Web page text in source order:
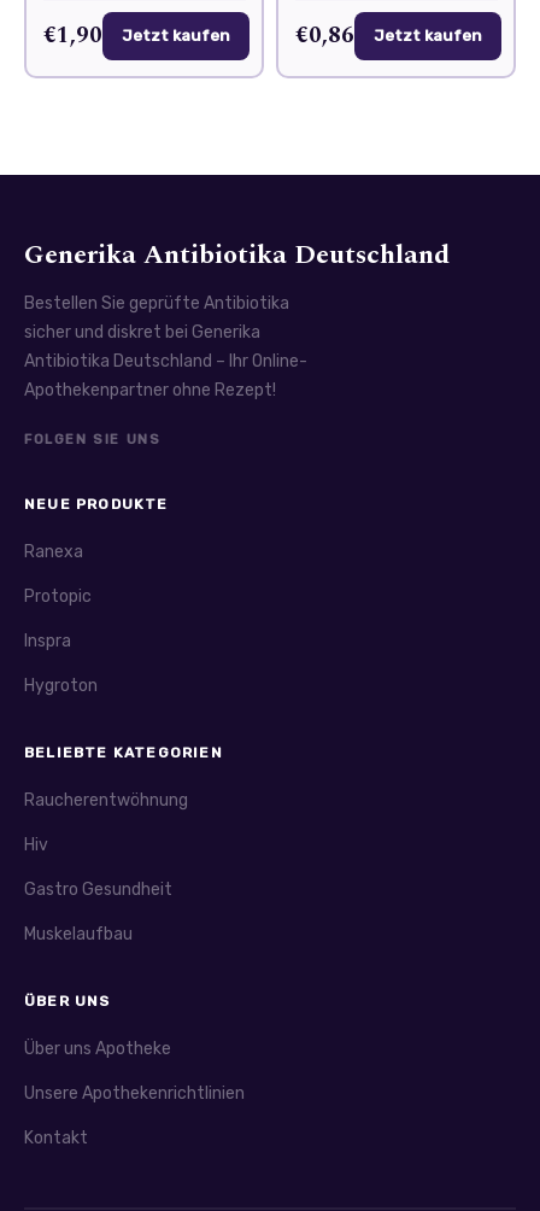
€1,90 Jetzt kaufen €0,86 Jetzt kaufen
Generika Antibiotika Deutschland
Bestellen Sie geprüfte Antibiotika
sicher und diskret bei Generika
Antibiotika Deutschland – Ihr Online-
Apothekenpartner ohne Rezept!
FOLGEN SIE UNS
NEUE PRODUKTE
Ranexa
Protopic
Inspra
Hygroton
BELIEBTE KATEGORIEN
Raucherentwöhnung
Hiv
Gastro Gesundheit
Muskelaufbau
ÜBER UNS
Über uns Apotheke
Unsere Apothekenrichtlinien
Kontakt